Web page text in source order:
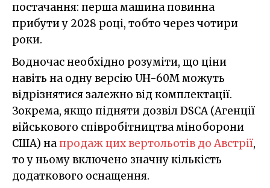
постачання: перша машина повинна
прибути у 2028 році, тобто через чотири
роки.
Водночас необхідно розуміти, що ціни
навіть на одну версію UH-60M можуть
відрізнятися залежно від комплектації.
Зокрема, якщо підняти дозвіл DSCA (Агенції
військового співробітництва міноборони
США) напродаж цих вертольотів до Австрії,
то у ньому включено значну кількість
додаткового оснащення.